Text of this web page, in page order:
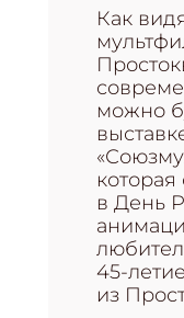
Как
можно
которая
в День
45-
из